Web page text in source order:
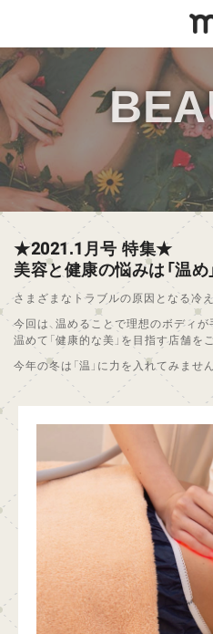
★2021.1月号 特集★
美容と健康の悩みは「温め
さまざまなトラブルの原因となる冷え
今回は、温めることで理想のボディ
温めて「健康的な美」を目指す店舗をご
今年の冬は「温」に力を入れてみませ